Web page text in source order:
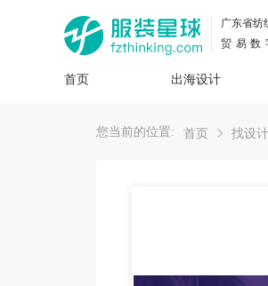
广东省纺
贸易数
首页 出海设计
您当前的位置: 首页 找设计